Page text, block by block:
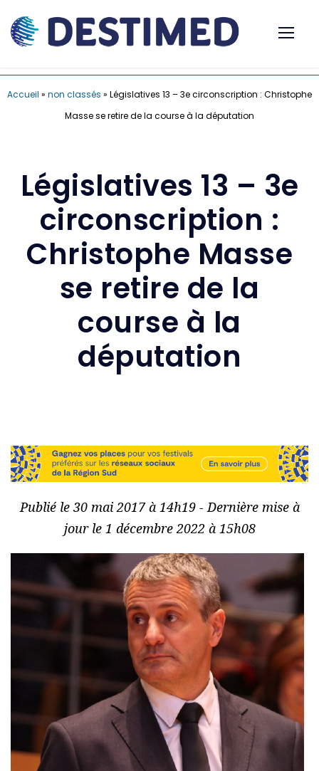
Accueil » non classés » Législatives 13 – 3e circonscription : Christophe
Masse se retire de la course à la députation
Législatives 13 – 3e
circonscription :
Christophe Masse
se retire de la
course à la
députation
Publié le 30 mai 2017 à 14h19 - Dernière mise à
jour le 1 décembre 2022 à 15h08